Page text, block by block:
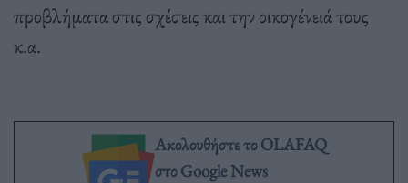
προβλήματα στις σχέσεις και την οικογένειά τους
κ.α.
Ακολουθήστε το OLAFAQ
στο Google News